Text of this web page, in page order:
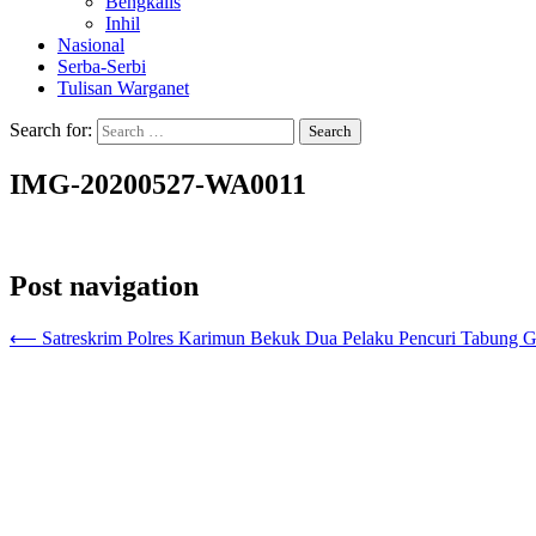
Inhil
Nasional
Serba-Serbi
Tulisan Warganet
Search for:
IMG-20200527-WA0011
Post navigation
⟵ Satreskrim Polres Karimun Bekuk Dua Pelaku Pencuri Tabung